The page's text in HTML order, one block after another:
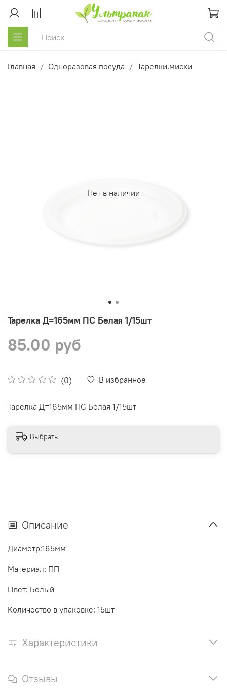
Главная Одноразовая посуда Тарелки,миски
Нет в наличии
Тарелка Д=165мм ПС Белая 1/15шт
(0) В избранное
85.00 руб
Тарелка Д=165мм ПС Белая 1/15шт
Выбрать
Описание
Диаметр:165мм
Материал: ПП
Цвет: Белый
Количество в упаковке: 15шт
Характеристики
Отзывы